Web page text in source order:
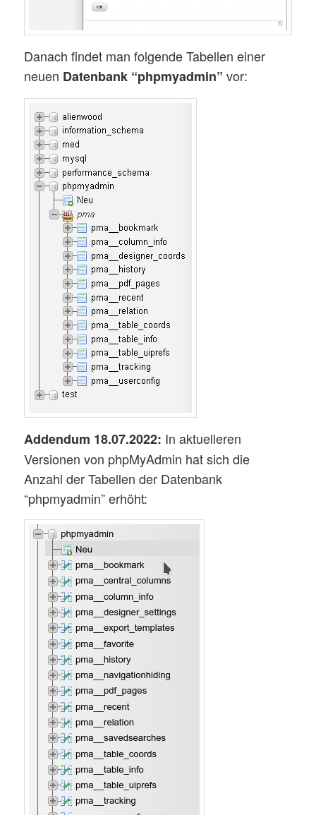
Danach findet man folgende Tabellen einer
neuen Datenbank “phpmyadmin” vor:
Addendum 18.07.2022: In aktuelleren
Versionen von phpMyAdmin hat sich die
Anzahl der Tabellen der Datenbank
“phpmyadmin” erhöht: